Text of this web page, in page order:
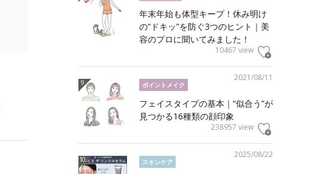
年末年始も体型キープ！休み明け
の“ドキッ”を防ぐ3つのヒント｜美
容のプロに聞いてみました！
10467 view
2021/08/11
ポイントメイク
フェイスタイプの基本｜“似合う”が
見つかる16種類の顔印象
238957 view
2025/08/22
スキンケア